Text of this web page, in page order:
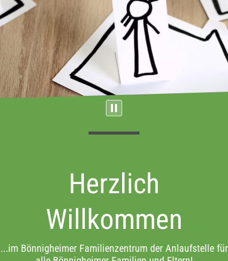
Herzlich
Willkommen
...im Bönnigheimer Familienzentrum der Anlaufstelle für